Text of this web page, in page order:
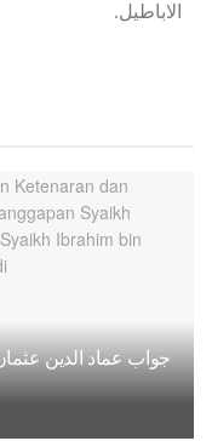
الاباطيل.
جواب عماد الدين